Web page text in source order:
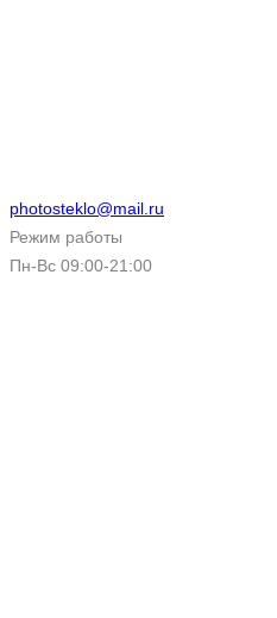
photosteklo@mail.ru
Режим работы
Пн-Вс 09:00-21:00